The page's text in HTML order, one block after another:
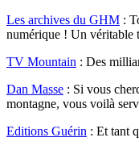
Les archives du GHM :
numérique ! Un véritable
TV Mountain : Des
Dan Masse : Si vous
montagne, vous voilà
Editions Guérin : Et tant